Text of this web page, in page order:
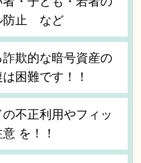
防止 など
欺的な暗号資産の
困難です！！
不正利用やフィッ
を！！